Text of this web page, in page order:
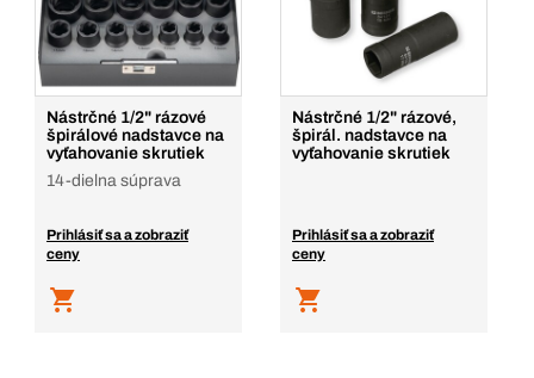
Nástrčné 1/2" rázové
špirálové nadstavce na
vyťahovanie skrutiek
14-dielna súprava
Prihlásiť sa a zobraziť
ceny
Nástrčné 1/2" rázové,
špirál. nadstavce na
vyťahovanie skrutiek
Prihlásiť sa a zobraziť
ceny